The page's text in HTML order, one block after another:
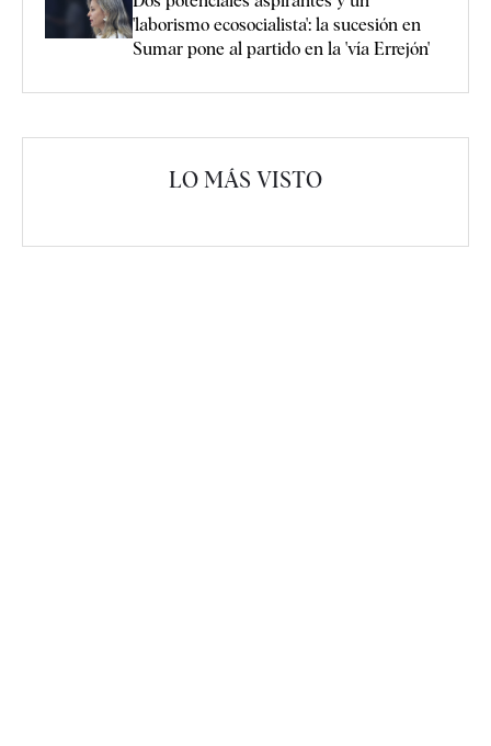
'laborismo ecosocialista': la sucesión en
Sumar pone al partido en la 'vía Errejón'
LO MÁS VISTO